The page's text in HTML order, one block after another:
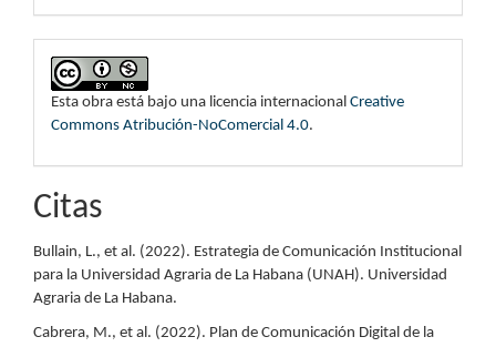
Esta obra está bajo una licencia internacional Creative
Commons Atribución-NoComercial 4.0.
Citas
Bullain, L., et al. (2022). Estrategia de Comunicación Institucional
para la Universidad Agraria de La Habana (UNAH). Universidad
Agraria de La Habana.
Cabrera, M., et al. (2022). Plan de Comunicación Digital de la